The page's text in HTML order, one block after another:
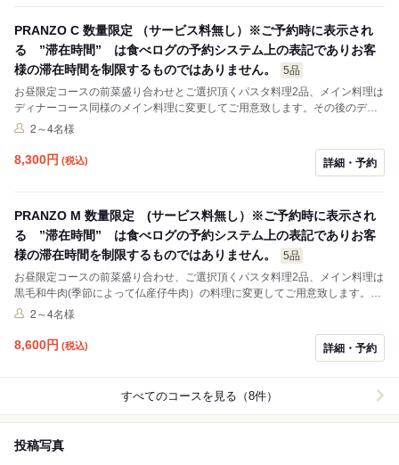
にて承ります。 ※当日予約はお電話でどうぞ。
PRANZO C 数量限定 （サービス料無し）※ご予約時に表示され
る ”滞在時間” は食べログの予約システム上の表記でありお客
様の滞在時間を制限するものではありません。
5品
お昼限定コースの前菜盛り合わせとご選択頂くパスタ料理2品、メイン料理は
ディナーコース同様のメイン料理に変更してご用意致します。その後のデザ
ートと食後のお飲み物迄ゆっくりとお楽しみ下さい。 ※このランチコースは
ありますが その際は 電話かメールにてご連絡いたします ※時期によりま
2～4名様
8,300円 (税込) 詳細・予約
PRANZO M 数量限定 (サービス料無し）※ご予約時に表示され
る ”滞在時間” は食べログの予約システム上の表記でありお客
様の滞在時間を制限するものではありません。
5品
お昼限定コースの前菜盛り合わせ、ご選択頂くパスタ料理2品、メイン料理は
黒毛和牛肉(季節によって仏産仔牛肉）の料理に変更してご用意致します。そ
の後のデザートと食後のお飲み物迄ゆっくりとお楽しみ下さい。 ※このラン
来ない場合がありますが その際は 電話かメールにてご連絡いたします。
2～4名様
8,600円 (税込) 詳細・予約
すべてのコースを見る（8件）
投稿写真